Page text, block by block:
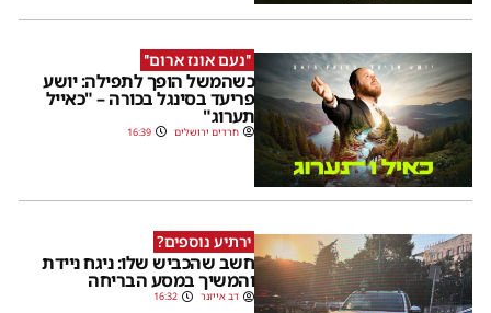
''נעם אונז ארום''
כשהמשל הופך לתפילה: יושע
פריעד בסינגל בכורה – "כאייל
תערוג"
חרדים ירושלים 16:39
ירתיע נוספים?
חשב שהכביש שלו: ניגח ניידת
והמשיך במסע הבריחה
דב אייזנר 16:32